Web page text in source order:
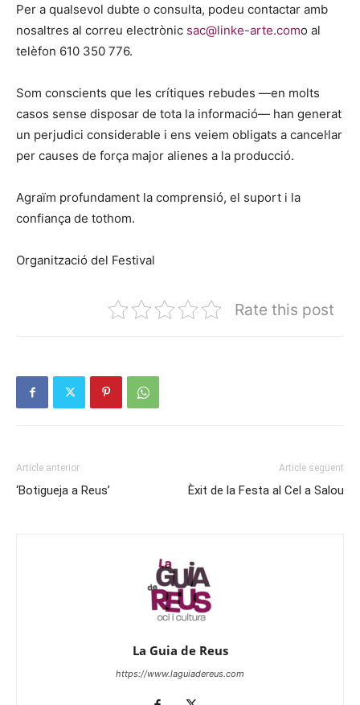
Per a qualsevol dubte o consulta, podeu contactar amb
nosaltres al correu electrònic sac@linke-arte.como al
telèfon 610 350 776.
Som conscients que les crítiques rebudes —en molts
casos sense disposar de tota la informació— han generat
un perjudici considerable i ens veiem obligats a cancel·lar
per causes de força major alienes a la producció.
Agraïm profundament la comprensió, el suport i la
confiança de tothom.
Organització del Festival
Rate this post
Article anterior
‘Botigueja a Reus’
Article següent
Èxit de la Festa al Cel a Salou
La Guia de Reus
https://www.laguiadereus.com